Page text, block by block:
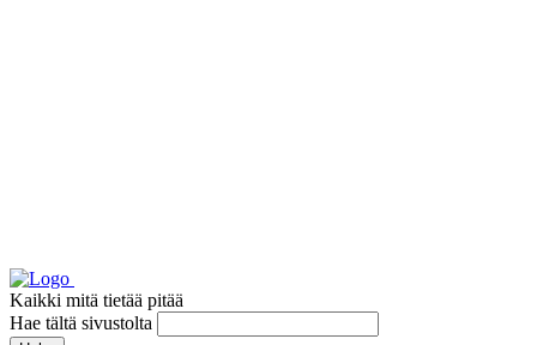
Kaikki mitä tietää pitää
Hae tältä sivustolta